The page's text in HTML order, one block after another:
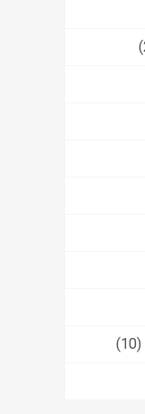
(10)